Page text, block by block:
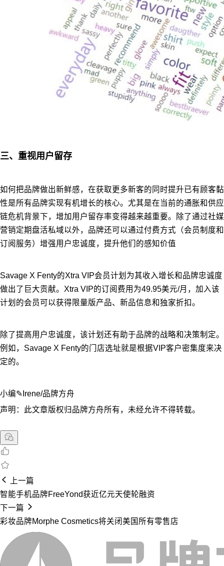
三、重视用户留存
如何把品牌做出新鲜感，在获取更多新客的同时提升已有顾客黏
性是所有品牌实现有机增长的核心。尤其是在当前的通胀和供应
链危机背景下，增加用户留存率变得越来越重要。除了通过社媒
营销定期盘活私域以外，品牌还可以通过付费方式（会员制度和
订阅服务）增强用户忠诚度，提升他们的感知价值
Savage X Fenty的Xtra VIP会员计划为其收入增长和品牌忠诚度
做出了巨大贡献。Xtra VIP的订阅费用为49.95美元/月，加入该
计划的会员可以获得限量版产品、新品信息和独家折扣。
除了提高用户忠诚度，该计划还有助于品牌的战略和决策制定。
例如，Savage X Fenty的门店选址就是根据VIP客户密集度来决
定的。
小编✎Irene/品牌方舟
声明：此文章版权归品牌方舟所有，未经允许不得转载。
上一篇
智能手机品牌FreeYond获近亿元天使轮融资
下一篇
彩妆品牌Morphe Cosmetics将关闭美国所有零售店